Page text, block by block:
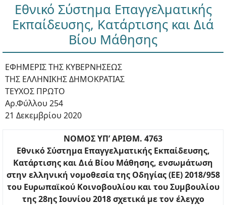
Εθνικό Σύστημα Επαγγελματικής
Εκπαίδευσης, Κατάρτισης και Διά
Βίου Μάθησης
ΕΦΗΜΕΡΙΣ ΤΗΣ ΚΥΒΕΡΝΗΣΕΩΣ
ΤΗΣ ΕΛΛΗΝΙΚΗΣ ΔΗΜΟΚΡΑΤΙΑΣ
ΤΕΥΧΟΣ ΠΡΩΤΟ
Αρ.Φύλλου 254
21 Δεκεμβρίου 2020
ΝΟΜΟΣ ΥΠ’ ΑΡΙΘΜ. 4763
Εθνικό Σύστημα Επαγγελματικής Εκπαίδευσης,
Κατάρτισης και Διά Βίου Μάθησης, ενσωμάτωση
στην ελληνική νομοθεσία της Οδηγίας (ΕΕ) 2018/958
του Ευρωπαϊκού Κοινοβουλίου και του Συμβουλίου
της 28ης Ιουνίου 2018 σχετικά με τον έλεγχο